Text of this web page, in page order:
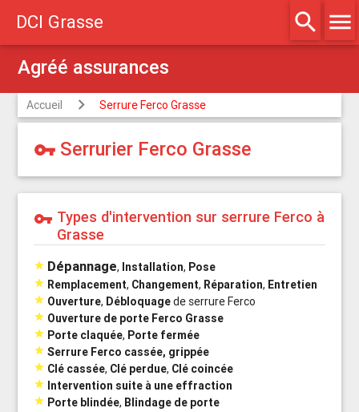
DCI Grasse search menu
Agréé assurances
Accueil Serrure Ferco Grasse
vpn_key Serrurier Ferco Grasse
vpn_key Types d'intervention sur serrure Ferco à
Grasse
 Dépannage, Installation, Pose
 Remplacement, Changement, Réparation, Entretien
 Ouverture, Débloquagede serrure Ferco
 Ouverture de porte Ferco Grasse
 Porte claquée, Porte fermée
 Serrure Ferco cassée, grippée
 Clé cassée, Clé perdue, Clé coincée
 Intervention suite à une effraction
 Porte blindée, Blindage de porte